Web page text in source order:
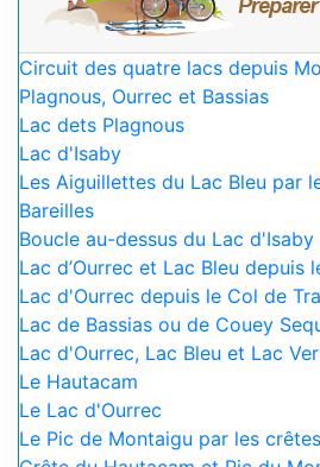
Circuit des quatre lacs depuis
Plagnous, Ourrec et Bassias
Lac dets Plagnous
Lac d'Isaby
Les Aiguillettes du Lac Bleu par
Bareilles
Boucle au-dessus du Lac d'Isaby
Lac d’Ourrec et Lac Bleu depuis
Lac d'Ourrec depuis le Col de
Lac de Bassias ou de Couey
Lac d'Ourrec, Lac Bleu et Lac
Le Hautacam
Le Lac d'Ourrec
Le Pic de Montaigu par les